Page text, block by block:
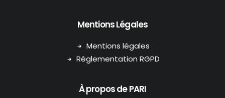
Mentions Légales
Mentions légales
Réglementation RGPD
À propos de PARI